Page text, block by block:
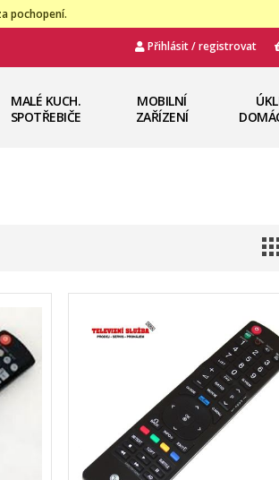
pochopení.
Přihlásit / registrovat
MALÉ KUCH.
SPOTŘEBIČE
MOBILNÍ
ZAŘÍZENÍ